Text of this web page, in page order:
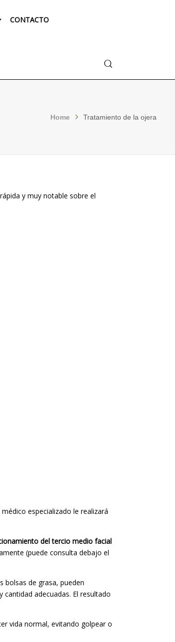
CONTACTO
Buscar
Home Tratamiento de la ojera
y muy notable sobre el
especializado le realizará
del tercio medio facial
(puede consulta debajo el
bolsas de grasa, pueden
adecuadas. El resultado
vida normal, evitando golpear o